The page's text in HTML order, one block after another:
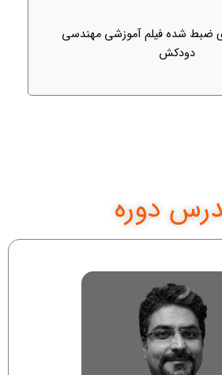
ضبط شده فیلم آموزشی مهندسی
دودکش
دوره